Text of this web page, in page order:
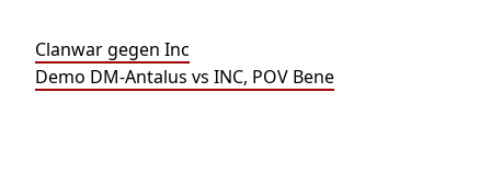
Clanwar gegen Inc
Demo DM-Antalus vs INC, POV Bene